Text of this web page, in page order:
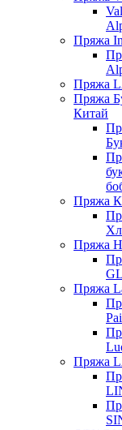
Пряжа
Пряжа
Пряжа
Китай
Пряжа
Пряжа
Пряжа
Пряжа